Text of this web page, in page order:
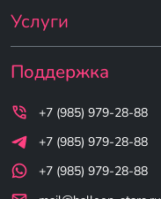
Услуги
Поддержка
+7 (985) 979-28-88
+7 (985) 979-28-88
+7 (985) 979-28-88